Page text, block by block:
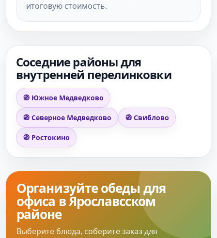
итоговую стоимость.
Соседние районы для
внутренней перелинковки
🧭 Южное Медведково
🧭 Северное Медведково 🧭 Свиблово
🧭 Ростокино
Организуйте обеды для
офиса в Ярославсском
районе
Выберите блюда, соберите заказ для